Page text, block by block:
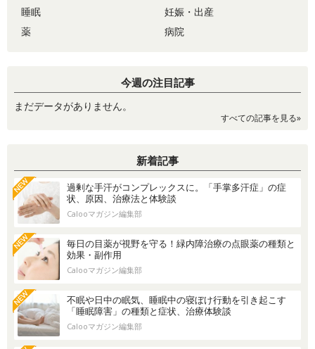
睡眠
妊娠・出産
薬
病院
今週の注目記事
まだデータがありません。
すべての記事を見る»
新着記事
過剰な手汗がコンプレックスに。「手掌多汗症」の症
状、原因、治療法と体験談
Calooマガジン編集部
毎日の目薬が視野を守る！緑内障治療の点眼薬の種類と
効果・副作用
Calooマガジン編集部
不眠や日中の眠気、睡眠中の寝ぼけ行動を引き起こす
「睡眠障害」の種類と症状、治療体験談
Calooマガジン編集部